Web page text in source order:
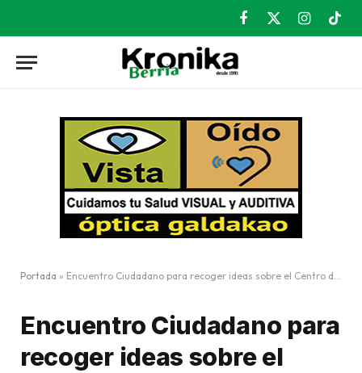
Facebook
X
Instagram
Portada » Encuentro Ciudadano para recoger ideas sobre el Centro de Mayores
Encuentro Ciudadano para
recoger ideas sobre el